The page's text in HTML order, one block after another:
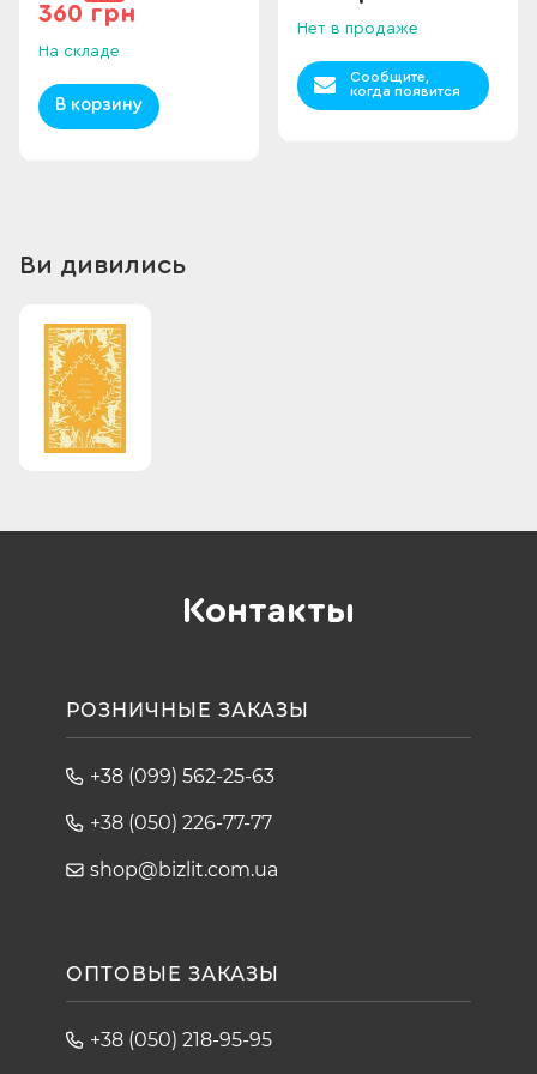
360 грн
На складе
В корзину
Нет в продаже
Сообщите,
когда появится
Ви дивились
Контакты
РОЗНИЧНЫЕ ЗАКАЗЫ
+38 (099) 562-25-63
+38 (050) 226-77-77
shop@bizlit.com.ua
ОПТОВЫЕ ЗАКАЗЫ
+38 (050) 218-95-95